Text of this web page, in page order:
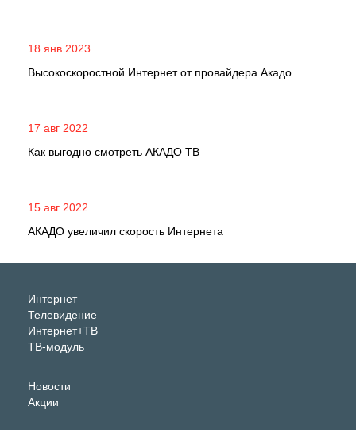
18 янв 2023
Высокоскоростной Интернет от провайдера Акадо
17 авг 2022
Как выгодно смотреть АКАДО ТВ
15 авг 2022
АКАДО увеличил скорость Интернета
Интернет
Телевидение
Интернет+ТВ
ТВ-модуль
Новости
Акции